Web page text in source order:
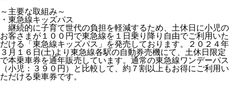
～主要な取組み～
・東急線キッズパス
継続的に子育て世代の負担を軽減するため、土休日に小児の
お客さまが１００円で東急線を１日乗り降り自由でご利用いた
だける「東急線キッズパス」を発売しております。２０２４年
３月１６日(土)より東急線各駅の自動券売機にて、土休日限定
で本乗車券を通年販売しています。通常の東急線ワンデーパス
（小児：３９０円）と比較して、約７割以上もお得にご利用い
ただける乗車券です。